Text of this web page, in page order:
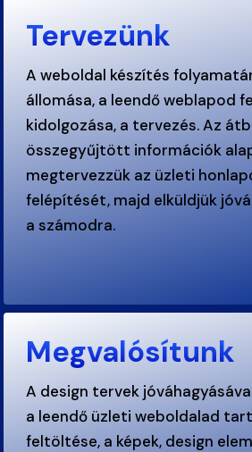
Tervezünk
A weboldal készítés
állomása, a leendő weblapod
kidolgozása, a tervezés. Az
összegyűjtött információk
megtervezzük az üzleti
felépítését, majd elküldjük
a számodra.
Megvalósítunk
A design tervek
a leendő üzleti weboldalad
feltöltése, a képek, design